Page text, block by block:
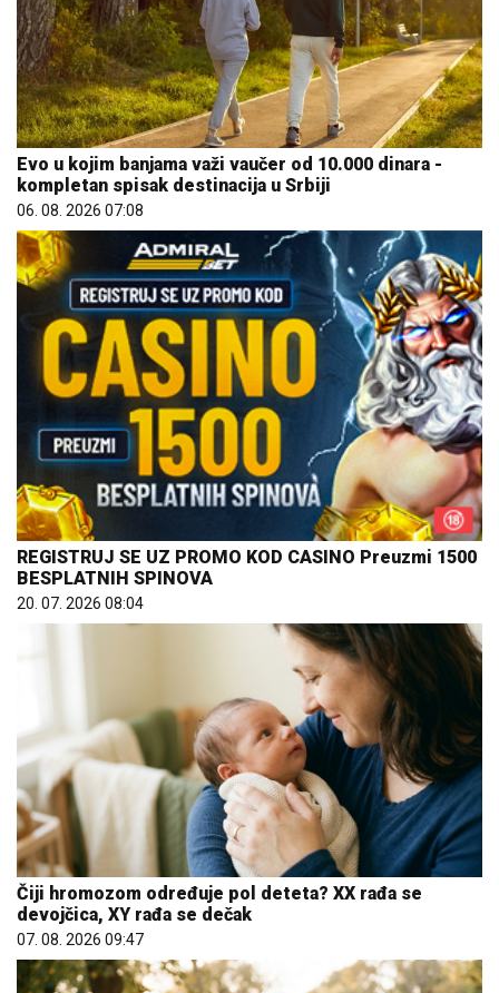
Evo u kojim banjama važi vaučer od 10.000 dinara -
kompletan spisak destinacija u Srbiji
06. 08. 2026 07:08
REGISTRUJ SE UZ PROMO KOD CASINO Preuzmi 1500
BESPLATNIH SPINOVA
20. 07. 2026 08:04
Čiji hromozom određuje pol deteta? XX rađa se
devojčica, XY rađa se dečak
07. 08. 2026 09:47